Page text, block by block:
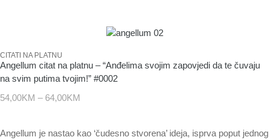
CITATI NA PLATNU
Angellum citat na platnu – “Anđelima svojim zapovjedi da te čuvaju
na svim putima tvojim!” #0002
54,00KM – 64,00KM
Angellum je nastao kao ‘čudesno stvorena’ ideja, isprva poput jednog